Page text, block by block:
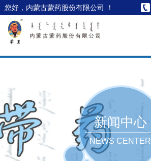
您好，内蒙古蒙药股份有限公司 ！
新闻中心
NEWS CENTER